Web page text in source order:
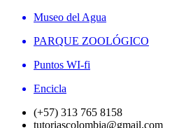
Museo del Agua
PARQUE ZOOLÓGICO
Puntos WI-fi
Encicla
(+57) 313 765 8158
tutoriascolombia@gmail.com